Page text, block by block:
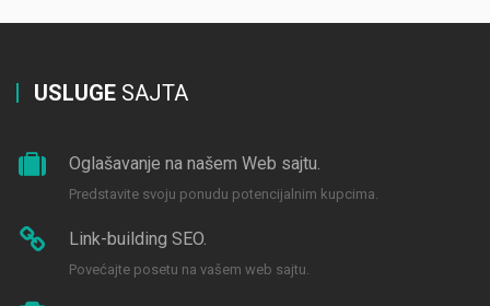
USLUGE SAJTA
Oglašavanje na našem Web sajtu.
Predstavite svoju ponudu potencijalnim kupcima.
Link-building SEO.
Povećajte posetu na vašem web sajtu.